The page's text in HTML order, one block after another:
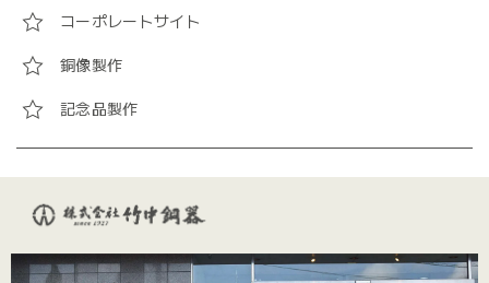
コーポレートサイト
銅像製作
記念品製作